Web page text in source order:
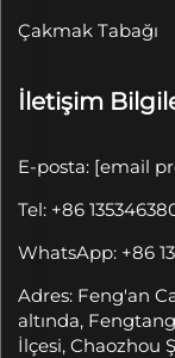
Çakmak Tabağı
İletişim
E-posta: [email
Tel: +86
WhatsApp: +86
Adres: Feng'an
altında,
İlçesi, Chaozhou